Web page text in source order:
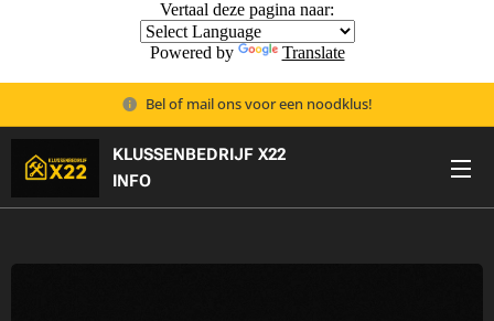
Vertaal deze pagina naar:
Powered by Translate
Bel of mail ons voor een noodklus!
KLUSSENBEDRIJF X22
INFO